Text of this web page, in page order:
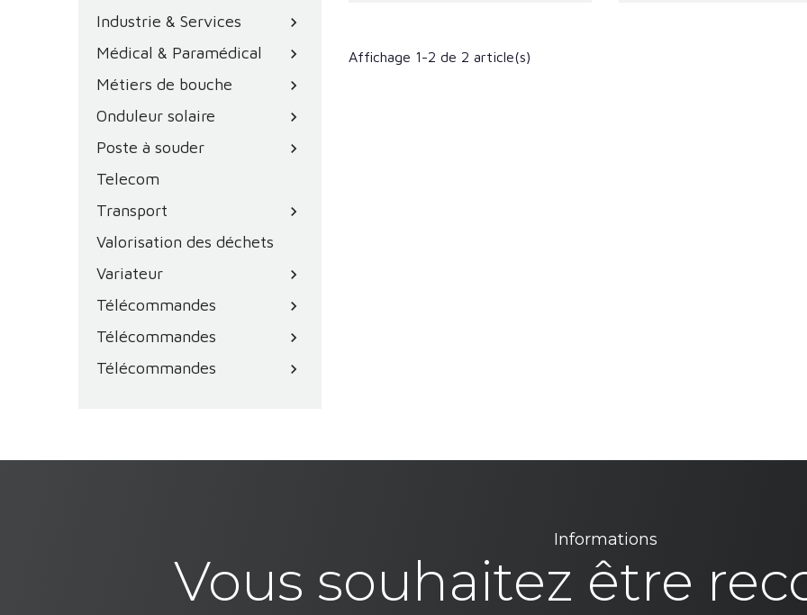
Industrie & Services chevron_right
Médical & Paramédical chevron_right
Métiers de bouche chevron_right
Onduleur solaire chevron_right
Poste à souder chevron_right
Telecom
Transport
chevron_right
Valorisation des déchets
Variateur
chevron_right
Télécommandes chevron_right
Télécommandes chevron_right
Télécommandes chevron_right
Affichage 1-2 de 2 article(s)
Informations
Vous souhaitez être